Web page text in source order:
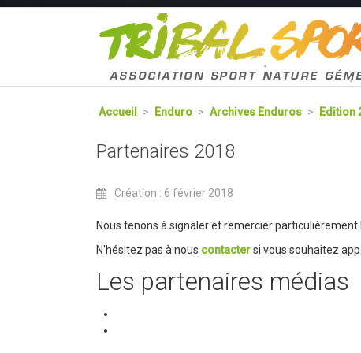
Accueil > Enduro > Archives Enduros > Edition
Partenaires 2018
Création : 6 février 2018
Nous tenons à signaler et remercier
N'hésitez pas à nous contactersi vous souhaitez
Les partenaires médias